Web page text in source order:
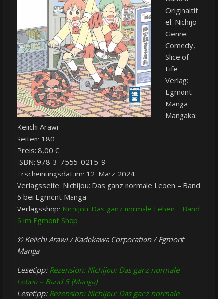
Originaltit
el: Nichijō
Genre:
Comedy,
Slice of
Life
Verlag:
Egmont
Manga
Mangaka:
Keiichi Arawi
Seiten: 180
Preis: 8,00 €
ISBN: 978-3-7555-0215-9
Erscheinungsdatum: 12. März 2024
Verlagsseite: Nichijou: Das ganz normale Leben – Band
6 bei Egmont Manga
Verlagsshop: Nichijou: Das ganz normale Leben – Band
6 im Egmont Shop
© Keiichi Arawi / Kadokawa Corporation / Egmont
Manga
Lesetipp: Rezension: Nichijou: Das ganz normale
Leben – Band 5 (Manga)
Lesetipp: Rezension: Nichijou: Das ganz normale